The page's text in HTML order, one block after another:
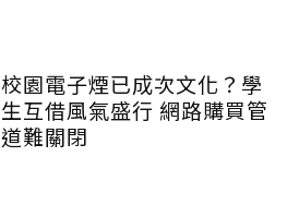
校園電子煙已成次文化？學
生互借風氣盛行 網路購買管
道難關閉